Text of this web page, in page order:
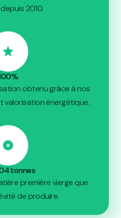
2010.
obtenu grâce à nos
valorisation énergétique.
tonnes
première vierge que
de produire.